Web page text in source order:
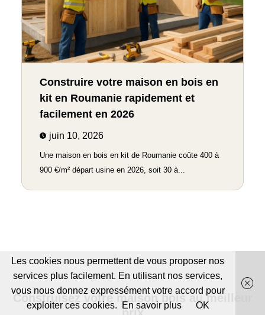
Construire votre maison en bois en
kit en Roumanie rapidement et
facilement en 2026
juin 10, 2026
Une maison en bois en kit de Roumanie coûte 400 à
900 €/m² départ usine en 2026, soit 30 à...
Construisez votre maison bois au meilleur
Les cookies nous permettent de vous proposer nos
services plus facilement. En utilisant nos services,
vous nous donnez expressément votre accord pour
exploiter ces cookies.
En savoir plus OK